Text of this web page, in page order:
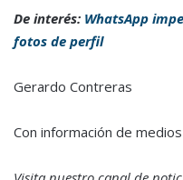
De interés: WhatsApp
fotos de perfil
Gerardo Contreras
Con información de